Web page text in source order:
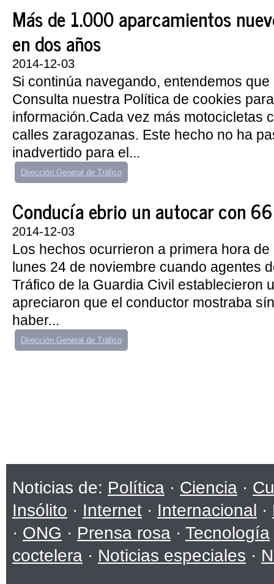
Más de 1.000 aparcamientos
en dos años
2014-12-03
Si continúa navegando, entendemos
Consulta nuestra Política de cookies
información.Cada vez más motocicletas
calles zaragozanas. Este hecho no ha
inadvertido para el...
Dirección General de Tráfico
Conducía ebrio un autocar con
2014-12-03
Los hechos ocurrieron a primera hora de
lunes 24 de noviembre cuando agentes
Tráfico de la Guardia Civil establecieron
apreciaron que el conductor mostraba
haber...
Dirección General de Tráfico
Noticias de: Política · Ciencia ·
Insólito · Internet · Internacional ·
· ONG · Prensa rosa · Tecnología
coctelera · Noticias especiales ·